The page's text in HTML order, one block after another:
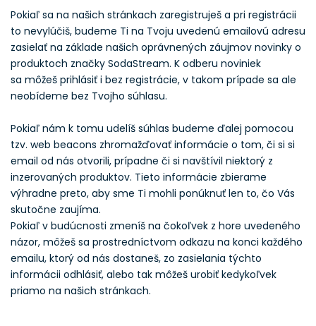
Pokiaľ sa na našich stránkach zaregistruješ a pri registrácii
to nevylúčiš, budeme Ti na Tvoju uvedenú emailovú adresu
zasielať na základe našich oprávnených záujmov novinky o
produktoch značky SodaStream. K odberu noviniek
sa môžeš prihlásiť i bez registrácie, v takom prípade sa ale
neobídeme bez Tvojho súhlasu.
Pokiaľ nám k tomu udelíš súhlas budeme ďalej pomocou
tzv. web beacons zhromažďovať informácie o tom, či si si
email od nás otvorili, prípadne či si navštívil niektorý z
inzerovaných produktov. Tieto informácie zbierame
výhradne preto, aby sme Ti mohli ponúknuť len to, čo Vás
skutočne zaujíma.
Pokiaľ v budúcnosti zmeníš na čokoľvek z hore uvedeného
názor, môžeš sa prostredníctvom odkazu na konci každého
emailu, ktorý od nás dostaneš, zo zasielania týchto
informácii odhlásiť, alebo tak môžeš urobiť kedykoľvek
priamo na našich stránkach.